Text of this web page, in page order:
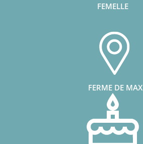
FEMELLE
FERME DE MAX